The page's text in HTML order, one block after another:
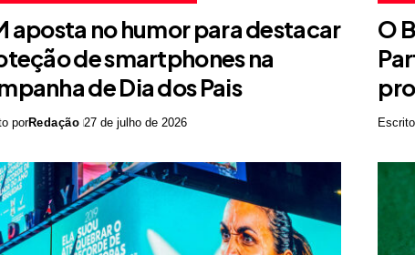
aposta no humor para destacar
de smartphones na
de Dia dos Pais
porRedação 27 de julho de 2026
O